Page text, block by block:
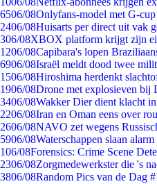
6506/08Onlyfans-model met G-
2406/08Huisarts per direct uit vak
306/08XBOX platform krijgt zijn
1206/08Capibara's lopen
6906/08Israël meldt dood twee
1506/08Hiroshima herdenkt
1906/08Drone met explosieven bij
3406/08Wakker Dier dient klacht
2206/08Iran en Oman eens over
2606/08NAVO zet wegens
5906/08Waterschappen slaan
106/08Forensics: Crime Scene
2306/08Zorgmedewerkster die 's
3806/08Random Pics van de Dag